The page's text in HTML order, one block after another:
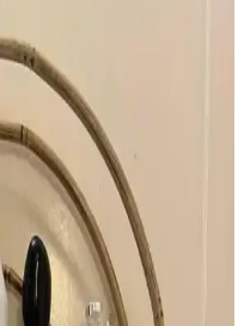
farkları, kullanıcı
şekilde inceleniyor.
Deneyimleri ve
koku profilleriyle dikkat
konusunda farklılık
ve Doğal Koku